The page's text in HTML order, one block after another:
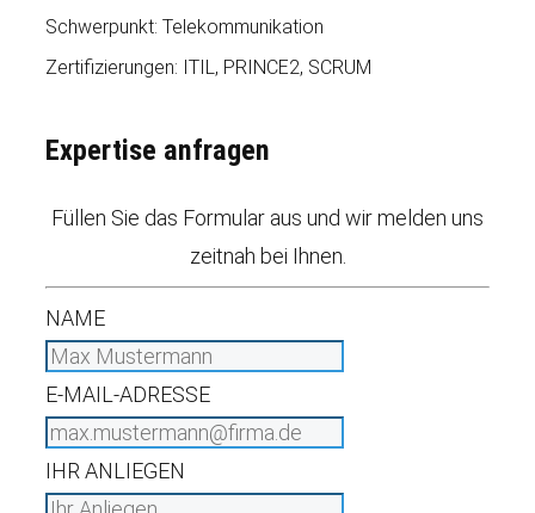
Schwerpunkt: Telekommunikation
Zertifizierungen: ITIL, PRINCE2, SCRUM
Expertise anfragen
Füllen Sie das Formular aus und wir melden uns
zeitnah bei Ihnen.
NAME
E-MAIL-ADRESSE
IHR ANLIEGEN